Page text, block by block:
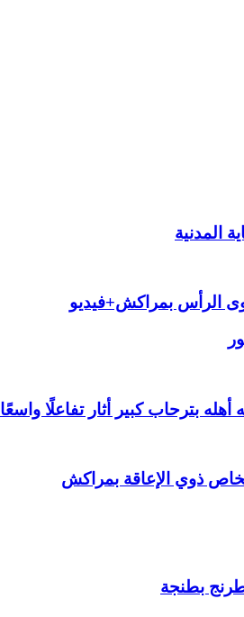
المدنية
الرأس بمراكش+فيديو
بترحاب كبير أثار تفاعلًا واسعًا
ذوي الإعاقة بمراكش
بطنجة